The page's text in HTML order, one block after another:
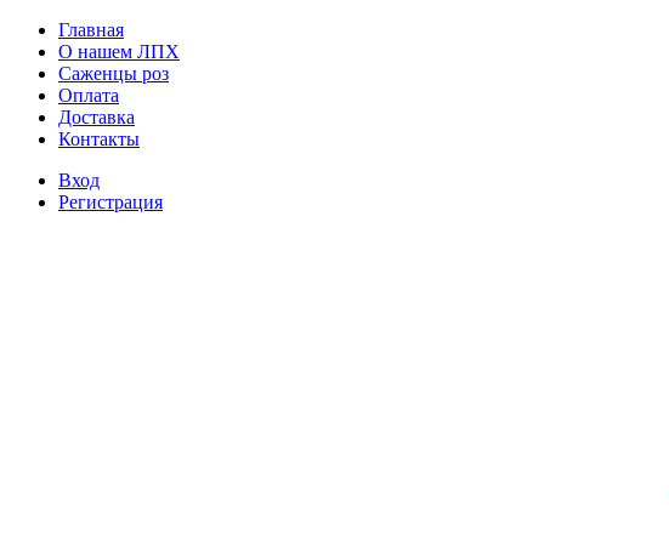
Главная
О нашем ЛПХ
Саженцы роз
Оплата
Доставка
Контакты
Вход
Регистрация